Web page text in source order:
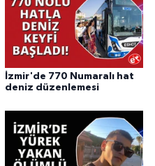
İzmir'de 770 Numaralı hat
deniz düzenlemesi